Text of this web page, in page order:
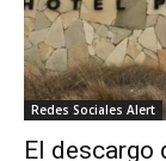
Redes Sociales Alert
El descargo